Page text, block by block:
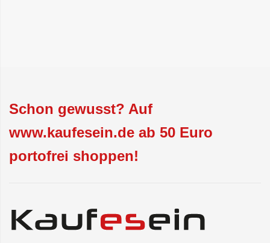
Schon gewusst? Auf
www.kaufesein.de ab 50 Euro
portofrei shoppen!